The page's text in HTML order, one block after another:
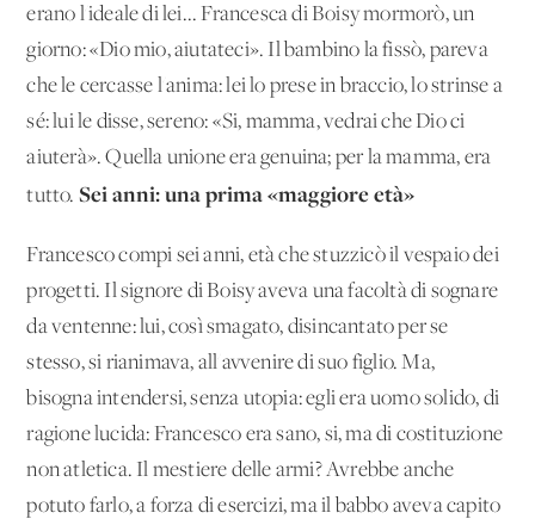
erano l'ideale di lei... Francesca di Boisy mormorò, un
giorno: «Dio mio, aiutateci». Il bambino la fissò, pareva
che le cercasse l'anima: lei lo prese in braccio, lo strinse a
sé: lui le disse, sereno: «Si, mamma, vedrai che Dio ci
aiuterà». Quella unione era genuina; per la mamma, era
tutto. Sei anni: una prima «maggiore età»
Francesco compi sei anni, età che stuzzicò il vespaio dei
progetti. Il signore di Boisy aveva una facoltà di sognare
da ventenne: lui, così smagato, disincantato per se
stesso, si rianimava, all'avvenire di suo figlio. Ma,
bisogna intendersi, senza utopia: egli era uomo solido, di
ragione lucida: Francesco era sano, si, ma di costituzione
non atletica. Il mestiere delle armi? Avrebbe anche
potuto farlo, a forza di esercizi, ma il babbo aveva capito